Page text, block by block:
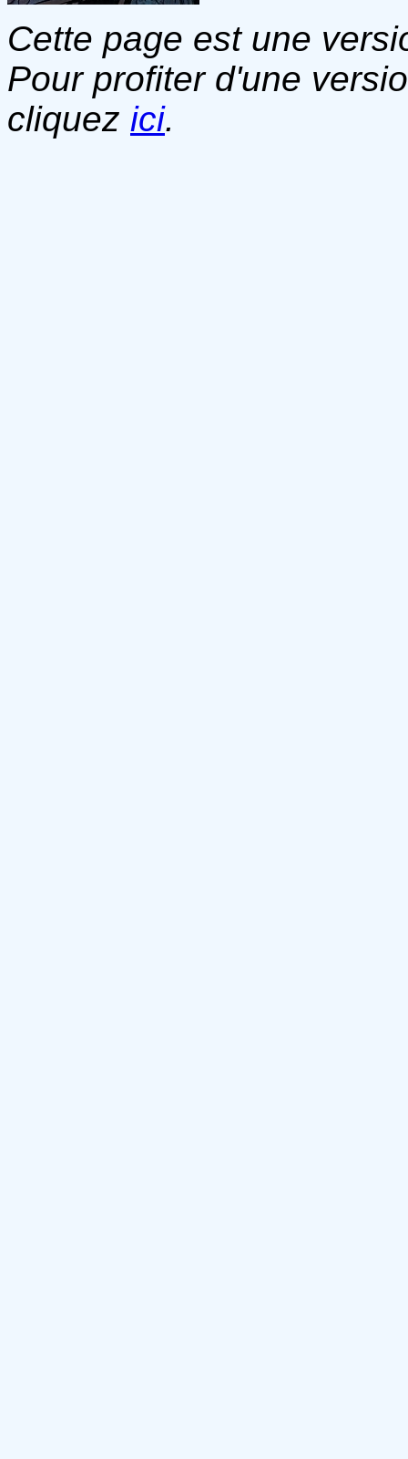
Cette page est une
Pour profiter d'une
cliquez ici.